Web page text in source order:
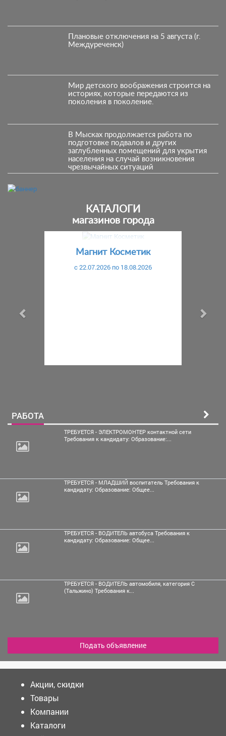
Плановые отключения на 5 августа (г.
Междуреченск)
Мир детского воображения строится на
историях, которые передаются из
поколения в поколение.
В Мысках продолжается работа по
подготовке подвалов и других
заглубленных помещений для укрытия
населения на случай возникновения
чрезвычайных ситуаций
КАТАЛОГИ
магазинов города
Магнит Косметик
c 22.07.2026 по 18.08.2026
РАБОТА
ТРЕБУЕТСЯ - ЭЛЕКТРОМОНТЕР контактной сети
Требования к кандидату: Образование:...
ТРЕБУЕТСЯ - МЛАДШИЙ воспитатель Требования к
кандидату: Образование: Общее...
ТРЕБУЕТСЯ - ВОДИТЕЛЬ автобуса Требования к
кандидату: Образование: Общее...
ТРЕБУЕТСЯ - ВОДИТЕЛЬ автомобиля, категория С
(Тальжино) Требования к...
Подать объявление
Акции, скидки
Товары
Компании
Каталоги